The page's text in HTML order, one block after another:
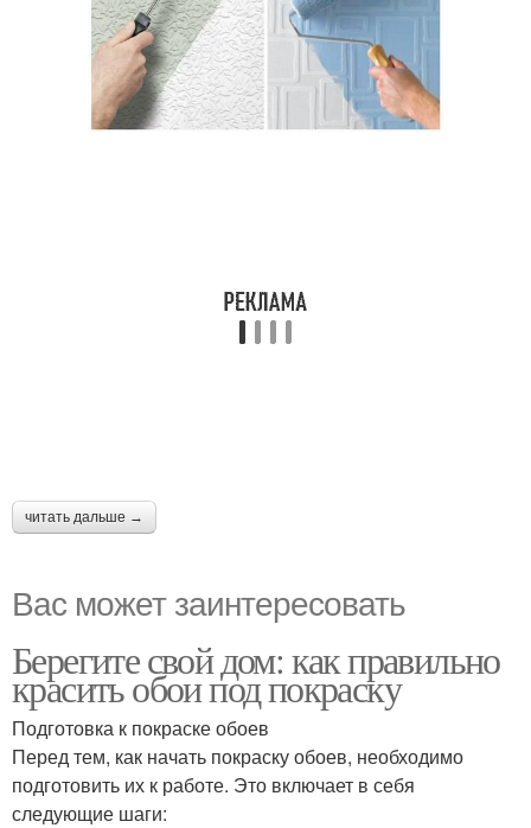
читать дальше →
Вас может заинтересовать
Берегите свой дом: как правильно
красить обои под покраску
Подготовка к покраске обоев
Перед тем, как начать покраску обоев, необходимо
подготовить их к работе. Это включает в себя
следующие шаги: